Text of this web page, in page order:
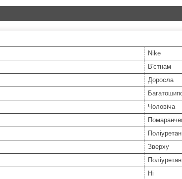
Nike
В'єтнам
Доросла
Чоловіча
Поліуретан
Зверху
Поліуретан
Ні